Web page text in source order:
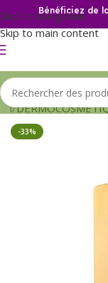
Skip to navigation
Skip to main content
Bénéficiez de
-33%